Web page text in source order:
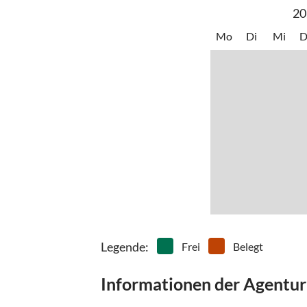
gelungen Urlaubstag ab. Dahme liegt im
Sonnenstunden. Im Norden finden Sie die
die Steilküste mit Vogelschutzbereichen. Auch
Mo Di Mi
Legende: Frei Belegt
Informationen der Agentur